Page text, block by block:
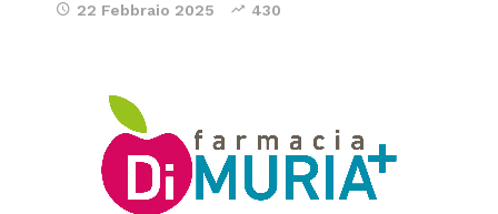
22 Febbraio 2025 430